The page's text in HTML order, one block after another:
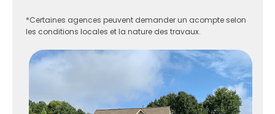
*Certaines agences peuvent demander un acompte selon
les conditions locales et la nature des travaux.